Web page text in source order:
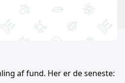
af fund. Her er de seneste: